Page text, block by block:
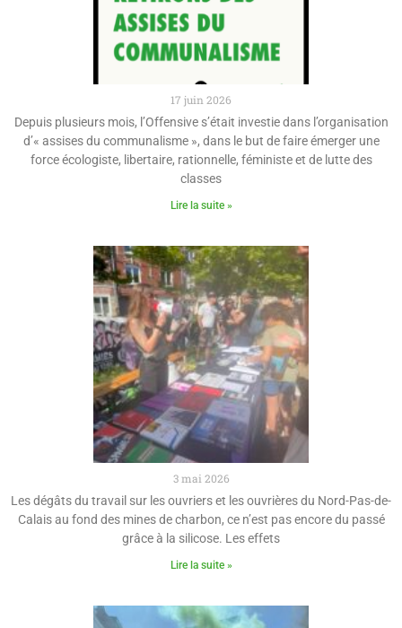
17 juin 2026
Depuis plusieurs mois, l’Offensive s’était investie dans l’organisation
d’« assises du communalisme », dans le but de faire émerger une
force écologiste, libertaire, rationnelle, féministe et de lutte des
classes
Lire la suite »
3 mai 2026
Les dégâts du travail sur les ouvriers et les ouvrières du Nord-Pas-de-
Calais au fond des mines de charbon, ce n’est pas encore du passé
grâce à la silicose. Les effets
Lire la suite »